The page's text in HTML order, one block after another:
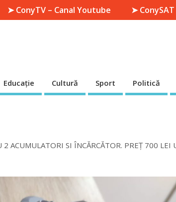
➤ ConyTV – Canal Youtube ➤
Educație Cultură Sport Politică
ACUMULATORI SI ÎNCĂRCĂTOR. PREȚ 700 LEI